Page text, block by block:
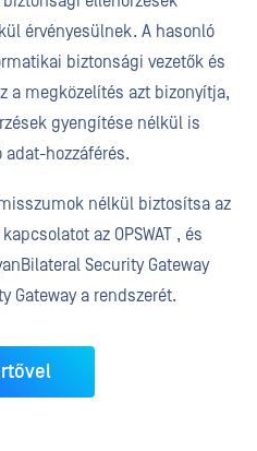
érvényesülnek. A hasonló
biztonsági vezetők és
a megközelítés azt bizonyítja,
gyengítése nélkül is
hozzáférés.
nélkül biztosítsa az
az OPSWAT , és
Security Gateway
Gateway a rendszerét.